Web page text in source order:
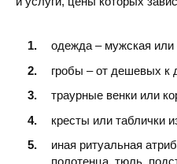
одежда – мужская или
гробы – от дешевых к
траурные венки или
кресты или таблички
иная ритуальная